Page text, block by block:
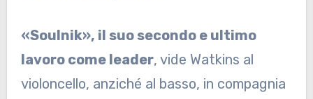
«Soulnik», il suo secondo e ultimo
lavoro come leader, vide Watkins al
violoncello, anziché al basso, in compagnia